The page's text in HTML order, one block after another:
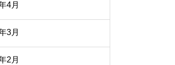
4月
3月
2月